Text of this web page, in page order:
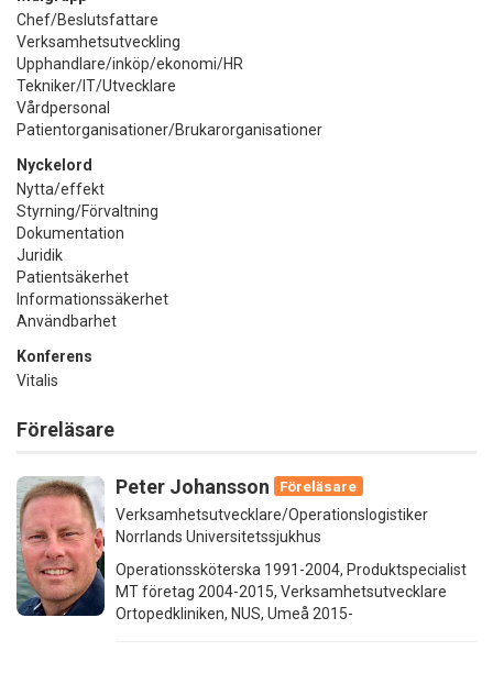
Chef/Beslutsfattare
Verksamhetsutveckling
Upphandlare/inköp/ekonomi/HR
Tekniker/IT/Utvecklare
Vårdpersonal
Patientorganisationer/Brukarorganisationer
Nyckelord
Nytta/effekt
Styrning/Förvaltning
Dokumentation
Juridik
Patientsäkerhet
Informationssäkerhet
Användbarhet
Konferens
Vitalis
Föreläsare
Peter Johansson
Föreläsare
Verksamhetsutvecklare/Operationslogistiker
Norrlands Universitetssjukhus
Operationssköterska 1991-2004, Produktspecialist
MT företag 2004-2015, Verksamhetsutvecklare
Ortopedkliniken, NUS, Umeå 2015-